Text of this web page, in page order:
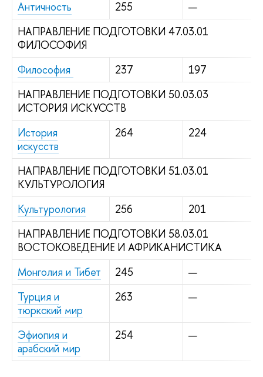
Античность
255
—
НАПРАВЛЕНИЕ ПОДГОТОВКИ 47.03.01
ФИЛОСОФИЯ
Философия
237
197
НАПРАВЛЕНИЕ ПОДГОТОВКИ 50.03.03
ИСТОРИЯ ИСКУССТВ
История
искусств
264 224
НАПРАВЛЕНИЕ ПОДГОТОВКИ 51.03.01
КУЛЬТУРОЛОГИЯ
Культурология
256
201
НАПРАВЛЕНИЕ ПОДГОТОВКИ 58.03.01
ВОСТОКОВЕДЕНИЕ И АФРИКАНИСТИКА
Монголия и Тибет
245
—
Турция и
тюркский мир
263 —
Эфиопия и
арабский мир
254 —